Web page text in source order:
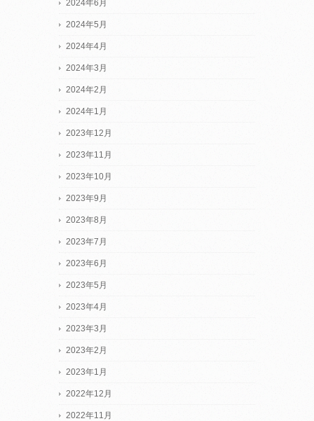
2024年6月
2024年5月
2024年4月
2024年3月
2024年2月
2024年1月
2023年12月
2023年11月
2023年10月
2023年9月
2023年8月
2023年7月
2023年6月
2023年5月
2023年4月
2023年3月
2023年2月
2023年1月
2022年12月
2022年11月